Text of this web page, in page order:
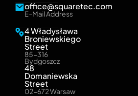
office@squaretec.com
E-Mail Address
4 Władysława
Broniewskiego
Street
85-316
Bydgoszcz
48
Domaniewska
Street
02-672 Warsaw